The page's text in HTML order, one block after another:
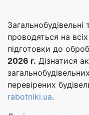
проводяться на
підготовки до
2026 г. Дізнатися
перевірених
rabotniki.ua.